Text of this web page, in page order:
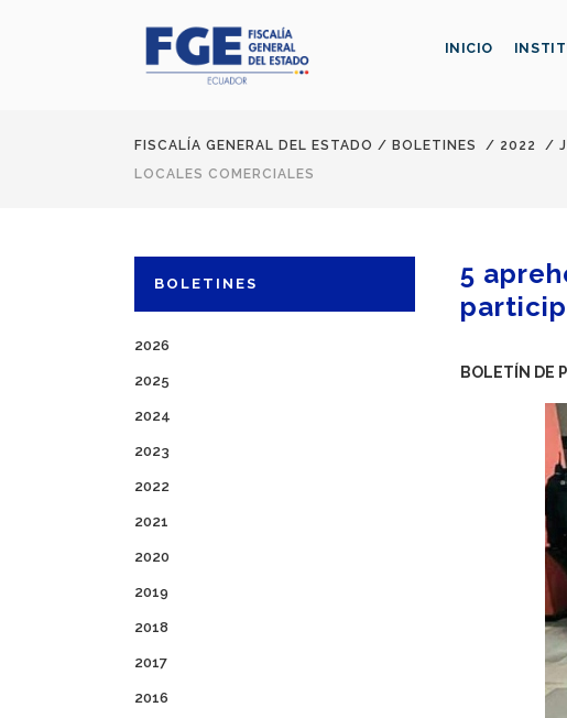
INICIO
FISCALÍA GENERAL DEL ESTADO / BOLETINES / 2022 /
LOCALES COMERCIALES
BOLETINES
2026
2025
2024
2023
2022
2021
2020
2019
2018
2017
2016
5
BOLETÍN DE